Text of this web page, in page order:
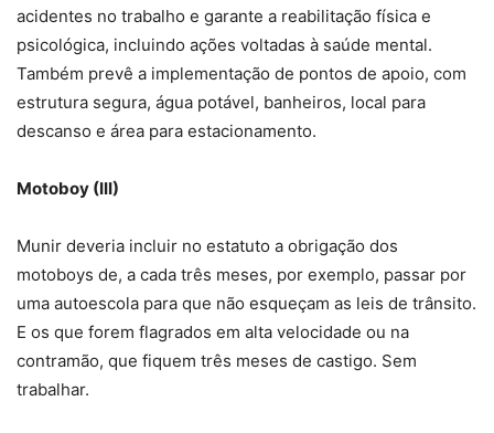
acidentes no trabalho e garante a reabilitação física e
psicológica, incluindo ações voltadas à saúde mental.
Também prevê a implementação de pontos de apoio, com
estrutura segura, água potável, banheiros, local para
descanso e área para estacionamento.
Motoboy (III)
Munir deveria incluir no estatuto a obrigação dos
motoboys de, a cada três meses, por exemplo, passar por
uma autoescola para que não esqueçam as leis de trânsito.
E os que forem flagrados em alta velocidade ou na
contramão, que fiquem três meses de castigo. Sem
trabalhar.